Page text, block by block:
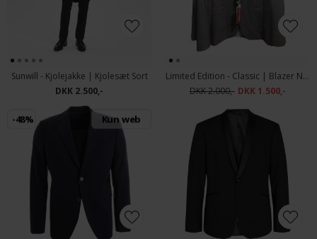
Sunwill - Kjolejakke | Kjolesæt Sort
DKK 2.500,-
Limited Edition - Classic | Blazer Navy
DKK 2.000,- DKK 1.500,-
-48% Kun web